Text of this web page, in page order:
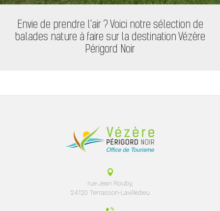
Envie de prendre l'air ? Voici notre sélection de
balades nature à faire sur la destination Vézère
Périgord Noir
rue Jean Rouby,
24120 Terrasson-Lavilledieu